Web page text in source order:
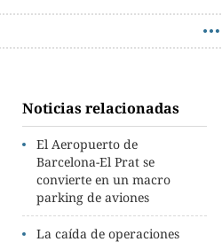
Noticias relacionadas
El Aeropuerto de
Barcelona-El Prat se
convierte en un macro
parking de aviones
La caída de operaciones